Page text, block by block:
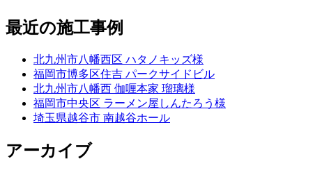
最近の施工事例
北九州市八幡西区 ハタノキッズ様
福岡市博多区住吉 パークサイドビル
北九州市八幡西 伽喱本家 瑠璃様
福岡市中央区 ラーメン屋しんたろう様
埼玉県越谷市 南越谷ホール
アーカイブ